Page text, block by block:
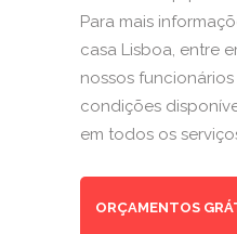
Para mais
casa Lisboa, entre
nossos
condições
em todos os
ORÇAMENTOS